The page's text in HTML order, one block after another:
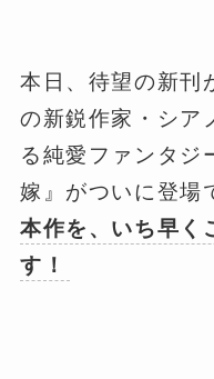
本日、待望の新刊
の新鋭作家・シア
る純愛ファンタ
嫁』がついに登場
本作を、いち早く
す！